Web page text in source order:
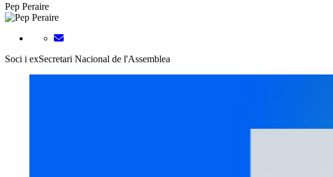
Pep Peraire
Soci i exSecretari Nacional de l'Assemblea